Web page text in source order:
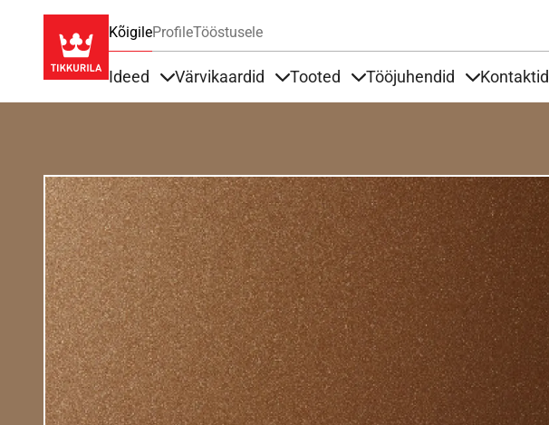
KõigileProfileTööstusele
Ideed Värvikaardid Tooted Tööjuhendid Kontaktid